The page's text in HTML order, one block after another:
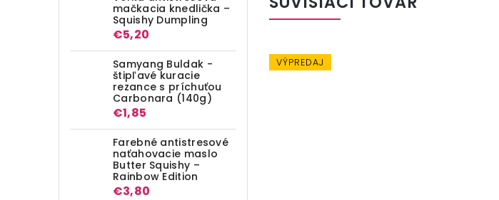
mačkacia knedlička –
Squishy Dumpling
€5,20
Samyang Buldak -
štipľavé kuracie
rezance s príchuťou
Carbonara (140g)
€1,85
Farebné antistresové
naťahovacie maslo
Butter Squishy –
Rainbow Edition
€3,80
VÝPREDAJ